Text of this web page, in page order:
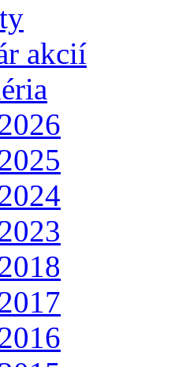
akcií